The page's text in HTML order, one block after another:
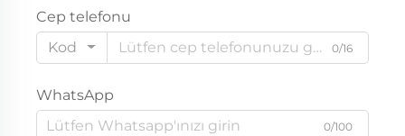
Cep telefonu
Kod
0/16
WhatsApp
0/100